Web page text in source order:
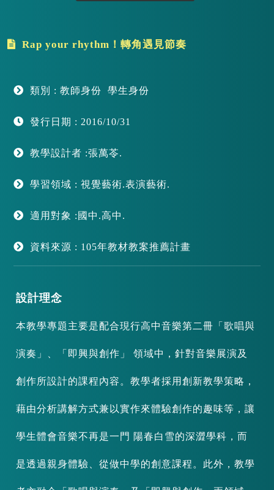
Rap your rhythm！轉角遇見節奏
類別 : 教師身份 學生身份
發行日期 : 2016/10/31
教學設計者 :張萬苓.
學習領域 : 視覺藝術.表演藝術.
適用對象 :國中.高中.
資料來源 : 105年教材教案推薦計畫
設計理念
本教學專題主要是配合現行高中音樂第二冊「歌唱與
演奏」、「即興與創作」 領域中，針對音樂展演及
創作所設計的課程內容。教學者採用創新教學策略，
藉由分析講解方式兼以實作來體驗創作的趣味等，讓
學生體會音樂不再是一門 陽春白雪的深澀學科，而
是透過親身體驗、從做中學的創意課程。此外，教學